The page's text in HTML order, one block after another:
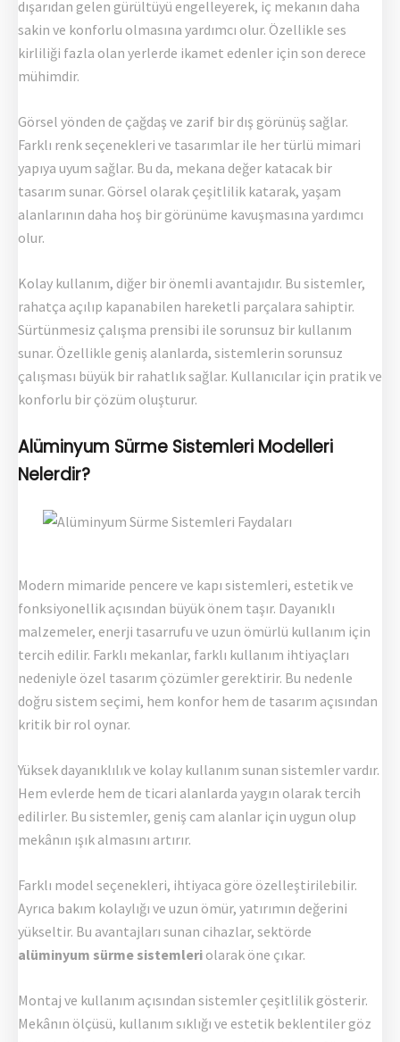
dışarıdan gelen gürültüyü engelleyerek, iç mekanın daha
sakin ve konforlu olmasına yardımcı olur. Özellikle ses
kirliliği fazla olan yerlerde ikamet edenler için son derece
mühimdir.
Görsel yönden de çağdaş ve zarif bir dış görünüş sağlar.
Farklı renk seçenekleri ve tasarımlar ile her türlü mimari
yapıya uyum sağlar. Bu da, mekana değer katacak bir
tasarım sunar. Görsel olarak çeşitlilik katarak, yaşam
alanlarının daha hoş bir görünüme kavuşmasına yardımcı
olur.
Kolay kullanım, diğer bir önemli avantajıdır. Bu sistemler,
rahatça açılıp kapanabilen hareketli parçalara sahiptir.
Sürtünmesiz çalışma prensibi ile sorunsuz bir kullanım
sunar. Özellikle geniş alanlarda, sistemlerin sorunsuz
çalışması büyük bir rahatlık sağlar. Kullanıcılar için pratik ve
konforlu bir çözüm oluşturur.
Alüminyum Sürme Sistemleri Modelleri
Nelerdir?
Modern mimaride pencere ve kapı sistemleri, estetik ve
fonksiyonellik açısından büyük önem taşır. Dayanıklı
malzemeler, enerji tasarrufu ve uzun ömürlü kullanım için
tercih edilir. Farklı mekanlar, farklı kullanım ihtiyaçları
nedeniyle özel tasarım çözümler gerektirir. Bu nedenle
doğru sistem seçimi, hem konfor hem de tasarım açısından
kritik bir rol oynar.
Yüksek dayanıklılık ve kolay kullanım sunan sistemler vardır.
Hem evlerde hem de ticari alanlarda yaygın olarak tercih
edilirler. Bu sistemler, geniş cam alanlar için uygun olup
mekânın ışık almasını artırır.
Farklı model seçenekleri, ihtiyaca göre özelleştirilebilir.
Ayrıca bakım kolaylığı ve uzun ömür, yatırımın değerini
yükseltir. Bu avantajları sunan cihazlar, sektörde
alüminyum sürme sistemleri olarak öne çıkar.
Montaj ve kullanım açısından sistemler çeşitlilik gösterir.
Mekânın ölçüsü, kullanım sıklığı ve estetik beklentiler göz